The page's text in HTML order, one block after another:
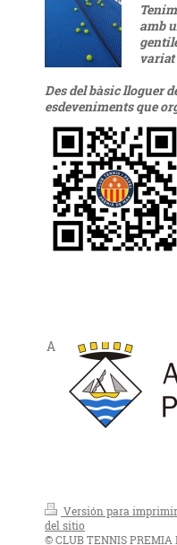
amb
Des del bàsic lloguer
esdeveniments que
A
Versión para imprimir
del sitio
© CLUB TENNIS PREMIA